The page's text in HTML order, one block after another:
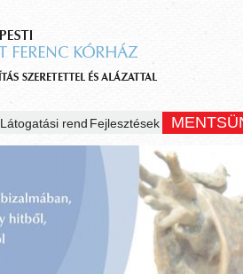
Látogatási rend Fejlesztések